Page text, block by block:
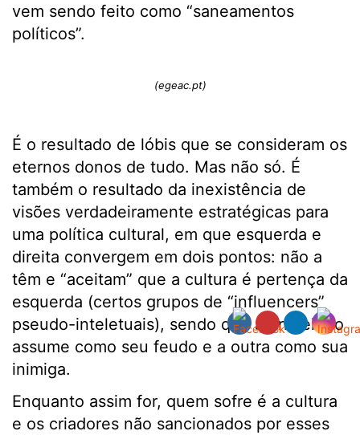
vem sendo feito como “saneamentos
políticos”.
(egeac.pt)
É o resultado de lóbis que se consideram os
eternos donos de tudo. Mas não só. É
também o resultado da inexistência de
visões verdadeiramente estratégicas para
uma política cultural, em que esquerda e
direita convergem em dois pontos: não a
têm e “aceitam” que a cultura é pertença da
esquerda (certos grupos de “influencers”
pseudo-inteletuais), sendo que a primeira o
assume como seu feudo e a outra como sua
inimiga.
Enquanto assim for, quem sofre é a cultura
e os criadores não sancionados por esses